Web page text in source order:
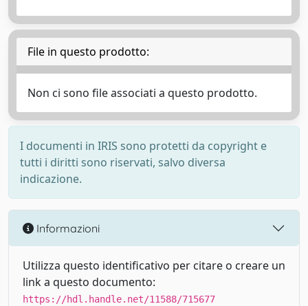
File in questo prodotto:
Non ci sono file associati a questo prodotto.
I documenti in IRIS sono protetti da copyright e
tutti i diritti sono riservati, salvo diversa
indicazione.
Informazioni
Utilizza questo identificativo per citare o creare un
link a questo documento:
https://hdl.handle.net/11588/715677